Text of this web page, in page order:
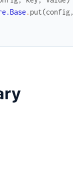
. put(config,